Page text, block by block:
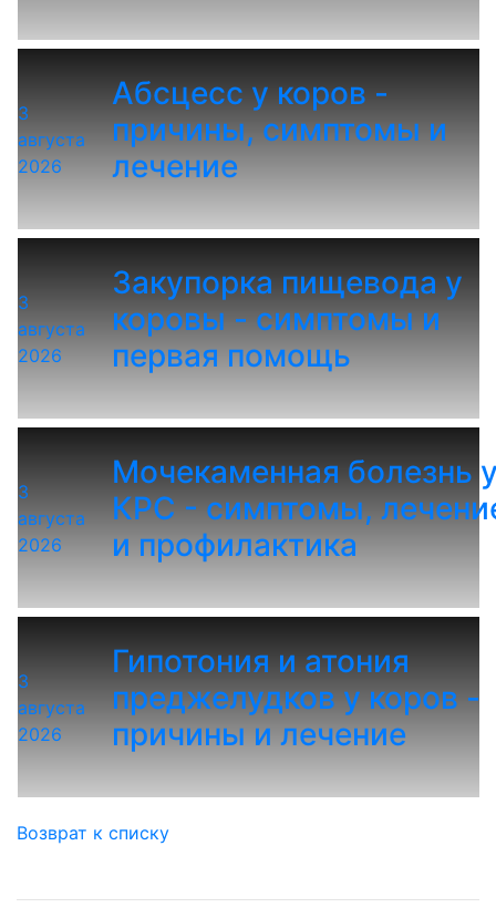
3
августа
2026
Абсцесс у коров -
причины, симптомы и
лечение
3
августа
2026
Закупорка пищевода у
коровы - симптомы и
первая помощь
3
августа
2026
Мочекаменная болезнь
КРС - симптомы,
и профилактика
3
августа
2026
Гипотония и атония
преджелудков у коров -
причины и лечение
Возврат к списку